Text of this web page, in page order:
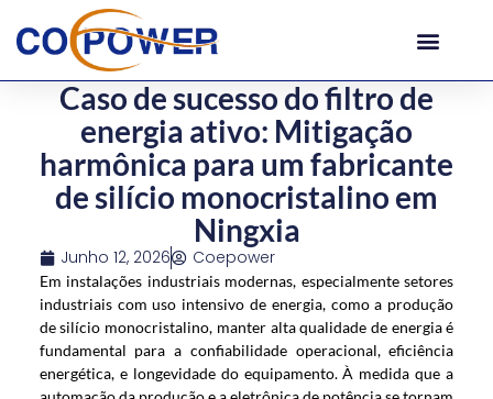
Caso de sucesso do filtro de
energia ativo: Mitigação
harmônica para um fabricante
de silício monocristalino em
Ningxia
Junho 12, 2026 Coepower
Em instalações industriais modernas, especialmente setores
industriais com uso intensivo de energia, como a produção
de silício monocristalino, manter alta qualidade de energia é
fundamental para a confiabilidade operacional, eficiência
energética, e longevidade do equipamento. À medida que a